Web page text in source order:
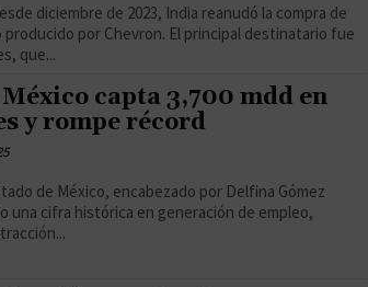
diciembre de 2023, India reanudó la compra de
producido por Chevron. El principal destinatario fue
que...
capta 3,700 mdd en
y rompe récord
de México, encabezado por Delfina Gómez
una cifra histórica en generación de empleo,